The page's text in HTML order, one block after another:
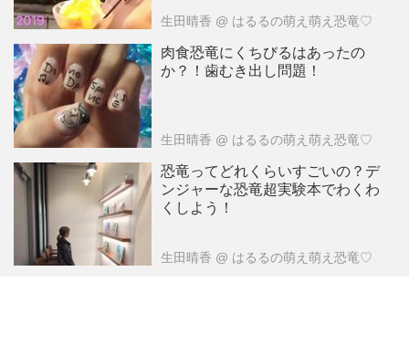
生田晴香 @ はるるの萌え萌え恐竜♡
肉食恐竜にくちびるはあったの
か？！歯むき出し問題！
生田晴香 @ はるるの萌え萌え恐竜♡
恐竜ってどれくらいすごいの？デ
ンジャーな恐竜超実験本でわくわ
くしよう！
生田晴香 @ はるるの萌え萌え恐竜♡